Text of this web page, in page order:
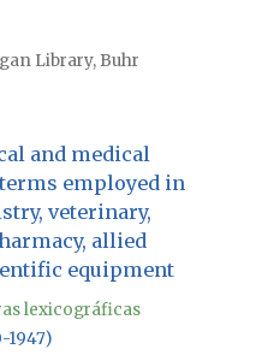
Library, Buhr
and medical
employed in
veterinary,
allied
equipment
lexicográficas
1947)